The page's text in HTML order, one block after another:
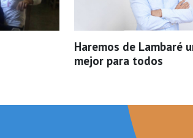
Haremos de Lambaré
mejor para todos